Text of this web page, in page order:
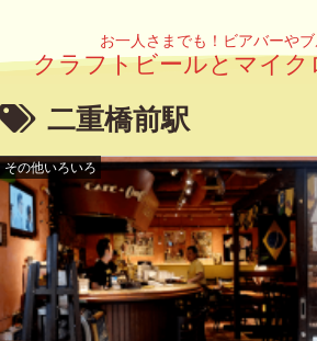
お一人さまでも！ビアバーやブ
クラフトビールとマイク
二重橋前駅
その他いろいろ